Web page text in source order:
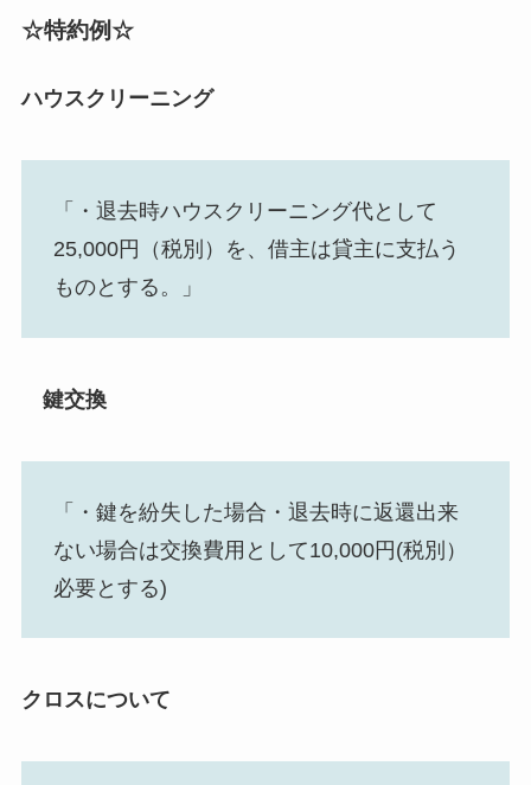
☆特約例☆
ハウスクリーニング
「・退去時ハウスクリーニング代として
25,000円（税別）を、借主は貸主に支払う
ものとする。」
鍵交換
「・鍵を紛失した場合・退去時に返還出来
ない場合は交換費用として10,000円(税別）
必要とする)
クロスについて